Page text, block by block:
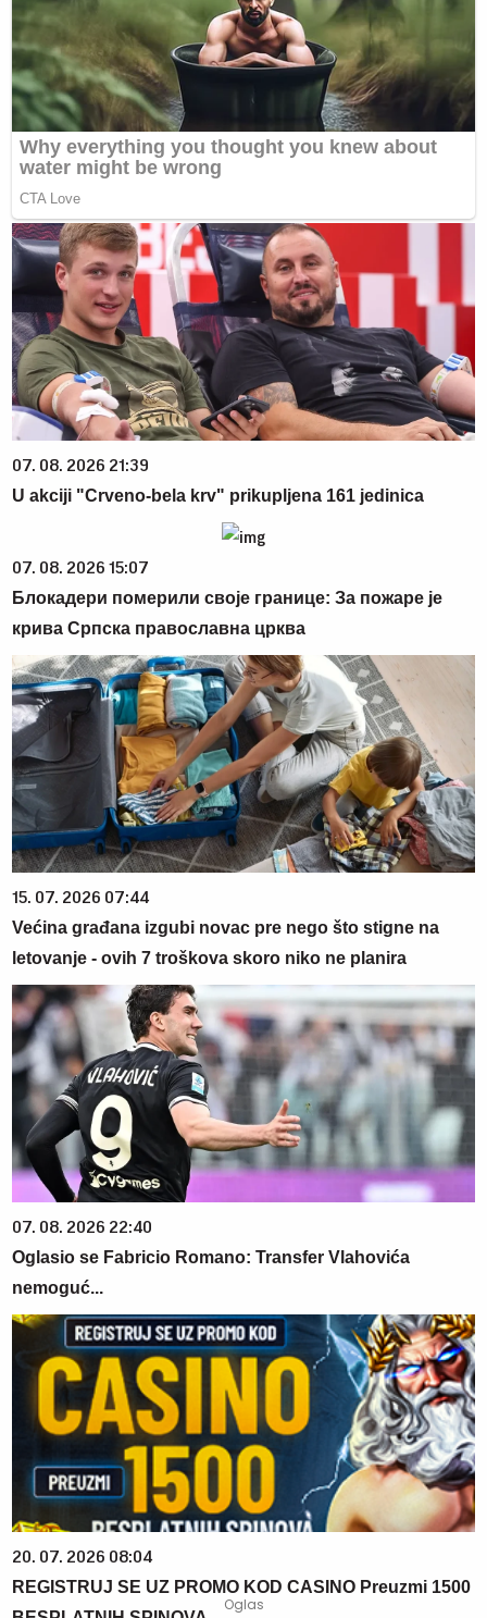
07. 08. 2026 21:39
U akciji "Crveno-bela krv" prikupljena 161 jedinica
07. 08. 2026 15:07
Блокадери померили своје границе: За пожаре је
крива Српска православна црква
15. 07. 2026 07:44
Većina građana izgubi novac pre nego što stigne na
letovanje - ovih 7 troškova skoro niko ne planira
07. 08. 2026 22:40
Oglasio se Fabricio Romano: Transfer Vlahovića
nemoguć...
20. 07. 2026 08:04
REGISTRUJ SE UZ PROMO KOD CASINO Preuzmi 1500